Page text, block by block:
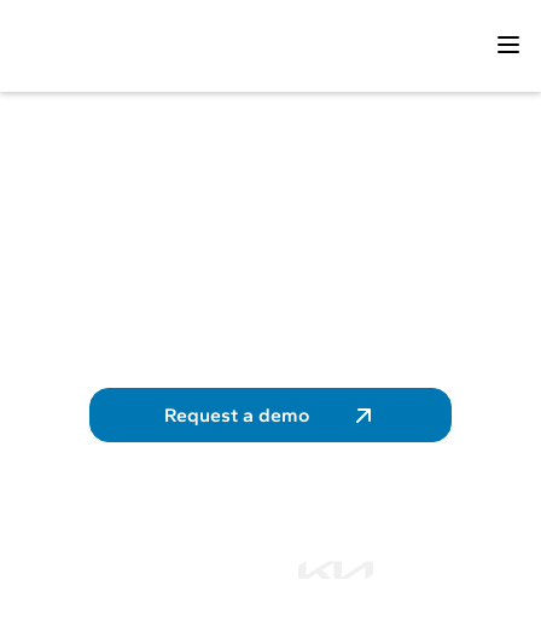
Request a demo